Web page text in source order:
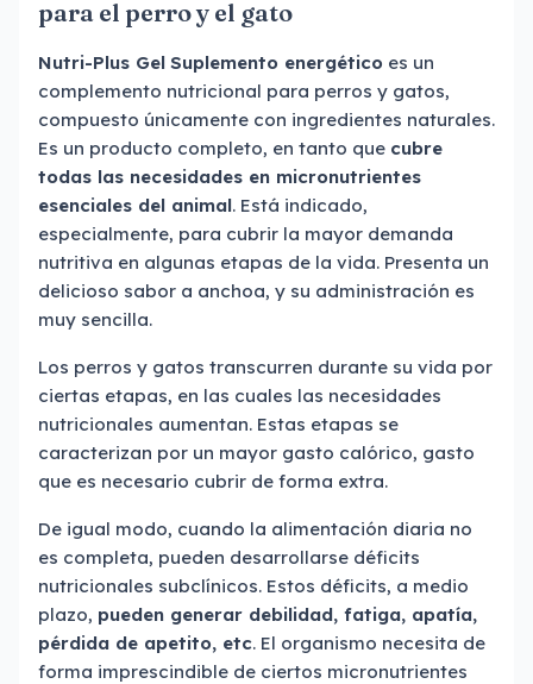
para el perro y el gato
Nutri-Plus Gel Suplemento energético es un
complemento nutricional para perros y gatos,
compuesto únicamente con ingredientes naturales.
Es un producto completo, en tanto que cubre
todas las necesidades en micronutrientes
esenciales del animal. Está indicado,
especialmente, para cubrir la mayor demanda
nutritiva en algunas etapas de la vida. Presenta un
delicioso sabor a anchoa, y su administración es
muy sencilla.
Los perros y gatos transcurren durante su vida por
ciertas etapas, en las cuales las necesidades
nutricionales aumentan. Estas etapas se
caracterizan por un mayor gasto calórico, gasto
que es necesario cubrir de forma extra.
De igual modo, cuando la alimentación diaria no
es completa, pueden desarrollarse déficits
nutricionales subclínicos. Estos déficits, a medio
plazo, pueden generar debilidad, fatiga, apatía,
pérdida de apetito, etc. El organismo necesita de
forma imprescindible de ciertos micronutrientes